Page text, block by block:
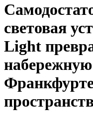
световая
Light